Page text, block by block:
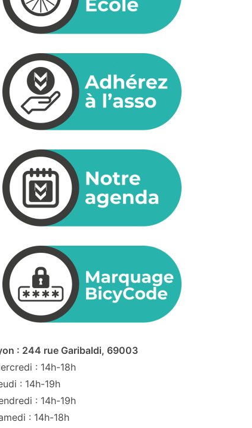
: 244 rue Garibaldi, 69003
: 14h-18h
: 14h-19h
: 14h-19h
: 14h-18h